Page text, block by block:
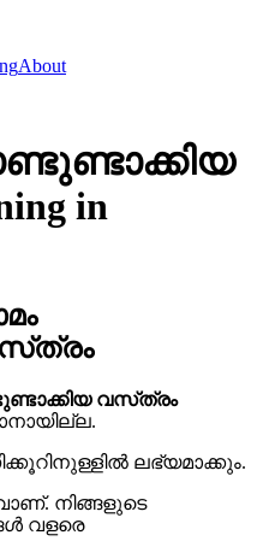
About
in
വസ്‌ത്രം
ലഭ്യമാക്കും.
നിങ്ങളുടെ
വളരെ